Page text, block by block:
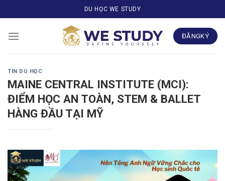
to
content
DU HỌC WE STUDY
ĐĂNGKÝ
TIN DU HỌC
MAINE CENTRAL INSTITUTE (MCI):
ĐIỂM HỌC AN TOÀN, STEM & BALLET
HÀNG ĐẦU TẠI MỸ